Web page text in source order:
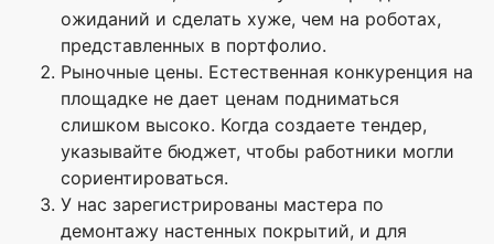
ожиданий и сделать хуже, чем на роботах,
представленных в портфолио.
Рыночные цены. Естественная конкуренция на
площадке не дает ценам подниматься
слишком высоко. Когда создаете тендер,
указывайте бюджет, чтобы работники могли
сориентироваться.
У нас зарегистрированы мастера по
демонтажу настенных покрытий, и для